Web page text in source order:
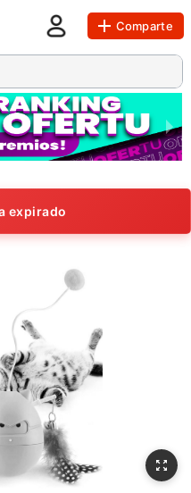
Comparte
expirado